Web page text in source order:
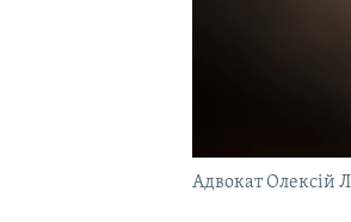
Адвокат Олексій